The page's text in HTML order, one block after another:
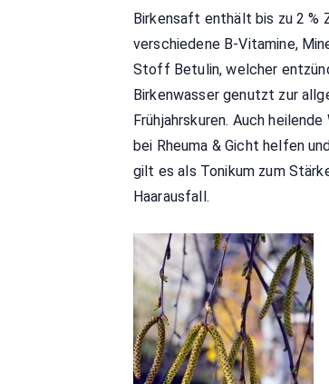
Birkensaft enthält bis zu 2 %
verschiedene B-Vitamine,
Stoff Betulin, welcher
Birkenwasser genutzt zur
Frühjahrskuren. Auch
bei Rheuma & Gicht helfen
gilt es als Tonikum zum
Haarausfall.